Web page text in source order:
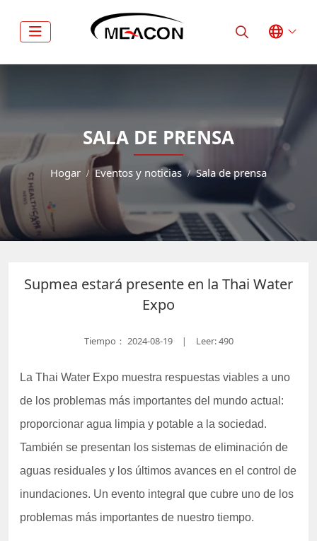
SALA DE PRENSA
Hogar Eventos y noticias Sala de prensa
Supmea estará presente en la Thai Water
Expo
Tiempo： 2024-08-19 | Leer: 490
La Thai Water Expo muestra respuestas viables a uno
de los problemas más importantes del mundo actual:
proporcionar agua limpia y potable a la sociedad.
También se presentan los sistemas de eliminación de
aguas residuales y los últimos avances en el control de
inundaciones. Un evento integral que cubre uno de los
problemas más importantes de nuestro tiempo.